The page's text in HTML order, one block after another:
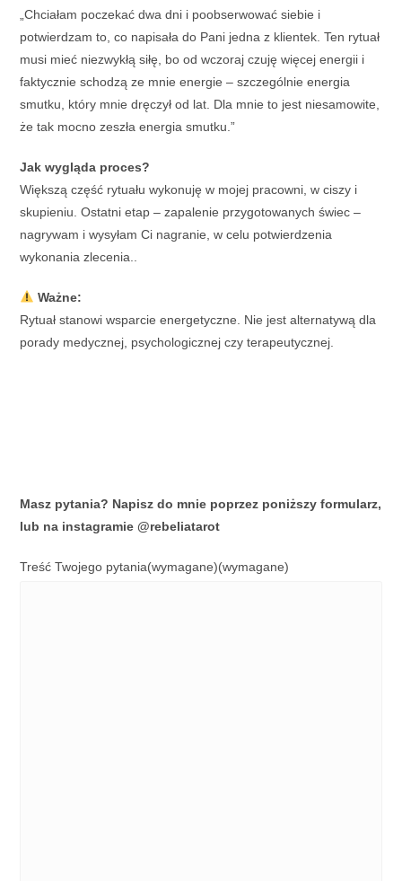
„Chciałam poczekać dwa dni i poobserwować siebie i
potwierdzam to, co napisała do Pani jedna z klientek. Ten rytuał
musi mieć niezwykłą siłę, bo od wczoraj czuję więcej energii i
faktycznie schodzą ze mnie energie – szczególnie energia
smutku, który mnie dręczył od lat. Dla mnie to jest niesamowite,
że tak mocno zeszła energia smutku.”
Jak wygląda proces?
Większą część rytuału wykonuję w mojej pracowni, w ciszy i
skupieniu. Ostatni etap – zapalenie przygotowanych świec –
nagrywam i wysyłam Ci nagranie, w celu potwierdzenia
wykonania zlecenia..
Ważne:
Rytuał stanowi wsparcie energetyczne. Nie jest alternatywą dla
porady medycznej, psychologicznej czy terapeutycznej.
Masz pytania? Napisz do mnie poprzez poniższy formularz,
lub na instagramie @rebeliatarot
Treść Twojego pytania(wymagane)(wymagane)